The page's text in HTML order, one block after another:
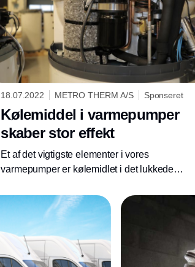
18.07.2022 METRO THERM A/S Sponseret
Kølemiddel i varmepumper
skaber stor effekt
Et af det vigtigste elementer i vores
varmepumper er kølemidlet i det lukkede
af varme og varmt vand.